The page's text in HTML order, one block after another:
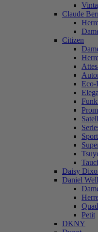
Claude
Citizen
Eco-
Daisy
Daniel
Petit
DKNY